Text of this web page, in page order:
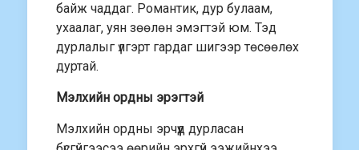
байж чаддаг. Романтик, дур булаам,
ухаалаг, уян зөөлөн эмэгтэй юм. Тэд
дурлалыг үлгэрт гардаг шигээр төсөөлөх
дуртай.
Мэлхийн ордны эрэгтэй
Мэлхийн ордны эрчүүд дурласан